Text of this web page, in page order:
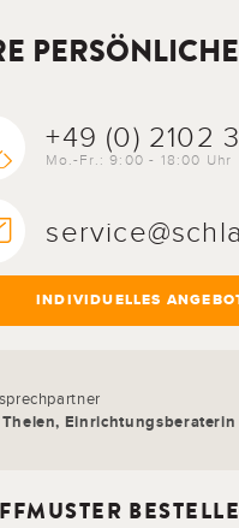
+49 (0) 2102
Mo.-Fr.: 9:00 - 18:00 Uhr
INDIVIDUELLES
Einrichtungsberaterin